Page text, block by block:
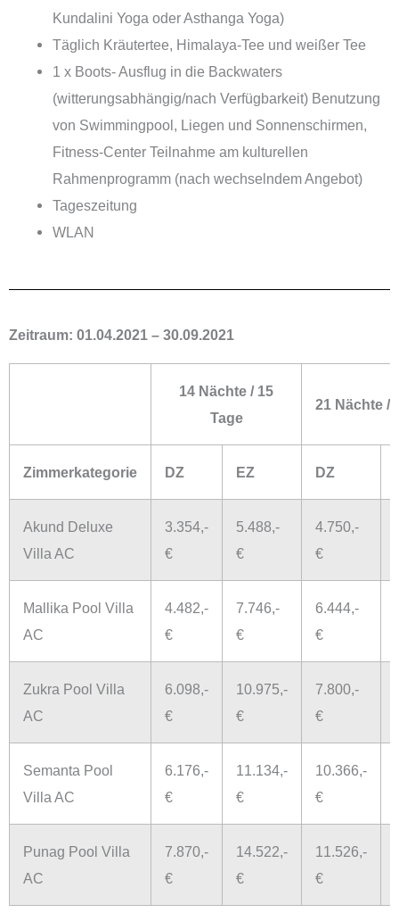
Kundalini Yoga oder Asthanga Yoga)
Täglich Kräutertee, Himalaya-Tee und weißer Tee
1 x Boots- Ausflug in die Backwaters
(witterungsabhängig/nach Verfügbarkeit) Benutzung
von Swimmingpool, Liegen und Sonnenschirmen,
Fitness-Center Teilnahme am kulturellen
Rahmenprogramm (nach wechselndem Angebot)
Tageszeitung
WLAN
Zeitraum: 01.04.2021 – 30.09.2021
14 Nächte / 15
Tage
21 Nächte /
Zimmerkategorie DZ EZ DZ
Akund Deluxe
Villa AC
3.354,-
€
5.488,-
€
4.750,-
€
Mallika Pool Villa
AC
4.482,-
€
7.746,-
€
6.444,-
€
Zukra Pool Villa
AC
6.098,-
€
10.975,-
€
7.800,-
€
Semanta Pool
Villa AC
6.176,-
€
11.134,-
€
10.366,-
€
Punag Pool Villa
AC
7.870,-
€
14.522,-
€
11.526,-
€